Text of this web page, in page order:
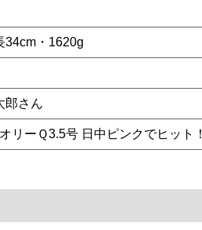
・1620g
郎さん
リーＱ3.5号 日中ピンクでヒット！